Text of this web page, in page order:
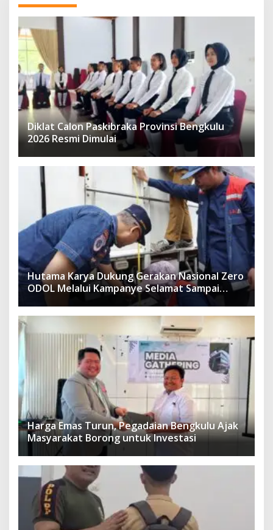
Diklat Calon Paskibraka Provinsi Bengkulu
2026 Resmi Dimulai
Hutama Karya Dukung Gerakan Nasional Zero
ODOL Melalui Kampanye Selamat Sampai
Harga Emas Turun, Pegadaian Bengkulu Ajak
Masyarakat Borong untuk Investasi